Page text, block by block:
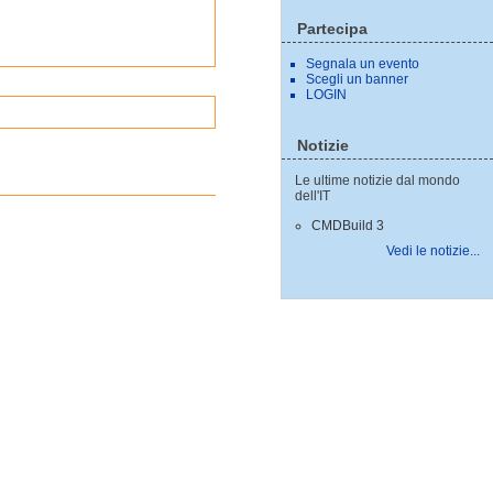
Partecipa
Segnala un evento
Scegli un banner
LOGIN
Notizie
Le ultime notizie dal mondo
dell'IT
CMDBuild 3
Vedi le notizie...